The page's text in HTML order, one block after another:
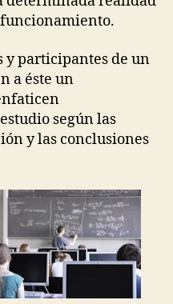
y participantes de un
a éste un
según las
y las conclusiones